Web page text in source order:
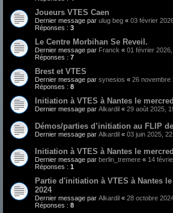
Joueurs VTES Caen
Dernier message par ulug beg « 03 février
Réponses : 3
Le Centre Morbihan Se Reveil.
Dernier message par Franck « 01 février
Réponses : 7
Brest et VTES
Dernier message par synesios « 26 novembre
Réponses : 8
Initiation à VTES à Nantes le
Dernier message par Alkardil « 29 août 2025,
Démos/parties d’initiation au FLIP
Dernier message par Alkardil « 03 juin 2025,
Initiation à VTES à Nantes le
Dernier message par berlin_tremere « 14
Réponses : 1
Partie d'initiation à VTES à Nantes
2024
Dernier message par Alkardil « 28 octobre
Réponses : 8